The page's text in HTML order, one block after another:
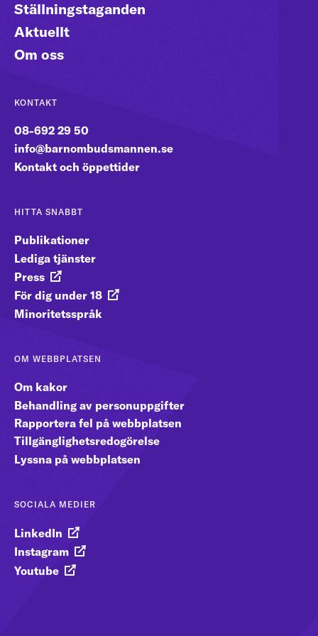
får ingripa i enskilda fall. Däremot har vi
anmälningsplikt till socialtjänsten i den
aktuella kommunen. Det innebär att vi enligt
kännedom om att ett barn far illa.
Ställningstaganden
Aktuellt
Om oss
KONTAKT
08-692 29 50
info@barnombudsmannen.se
Kontakt och öppettider
HITTA SNABBT
Publikationer
Lediga tjänster
Press
För dig under 18
Minoritetsspråk
OM WEBBPLATSEN
Om kakor
Behandling av personuppgifter
Rapportera fel på webbplatsen
Tillgänglighetsredogörelse
Lyssna på webbplatsen
SOCIALA MEDIER
LinkedIn
Instagram
Youtube